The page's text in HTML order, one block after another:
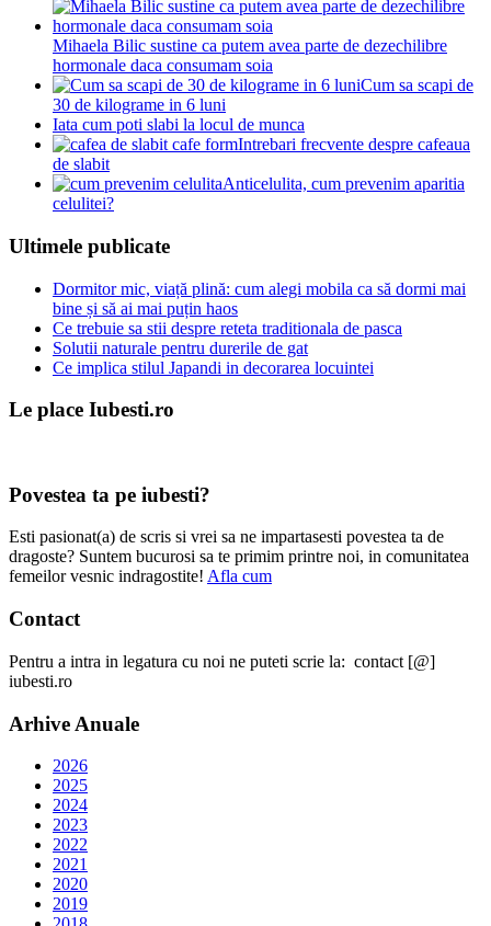
Mihaela Bilic sustine ca putem avea parte de dezechilibre
hormonale daca consumam soia
Cum sa scapi de
30 de kilograme in 6 luni
Iata cum poti slabi la locul de munca
Intrebari frecvente despre cafeaua
de slabit
Anticelulita, cum prevenim aparitia
celulitei?
Ultimele publicate
Dormitor mic, viață plină: cum alegi mobila ca să dormi mai
bine și să ai mai puțin haos
Ce trebuie sa stii despre reteta traditionala de pasca
Solutii naturale pentru durerile de gat
Ce implica stilul Japandi in decorarea locuintei
Le place Iubesti.ro
Povestea ta pe iubesti?
Esti pasionat(a) de scris si vrei sa ne impartasesti povestea ta de
dragoste? Suntem bucurosi sa te primim printre noi, in comunitatea
femeilor vesnic indragostite! Afla cum
Contact
Pentru a intra in legatura cu noi ne puteti scrie la: contact [@]
iubesti.ro
Arhive Anuale
2026
2025
2024
2023
2022
2021
2020
2019